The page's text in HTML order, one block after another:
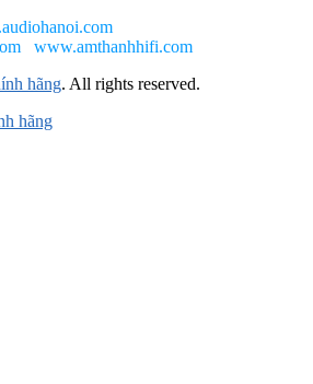
www.amthanhhifi.com
hãng. All rights reserved.
hãng